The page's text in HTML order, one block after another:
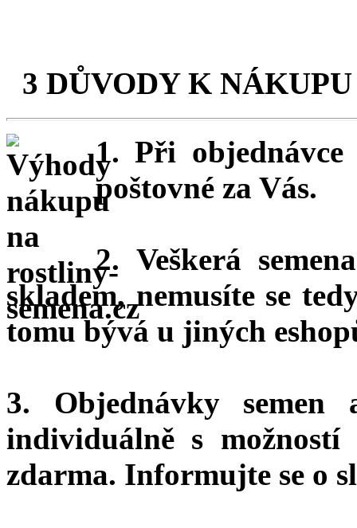
3 DŮVODY K
1. Při
poštovné za Vás.
2. Veškerá
skladem, nemusíte se
tomu bývá u jiných
3. Objednávky
individuálně s možností
zdarma. Informujte se o